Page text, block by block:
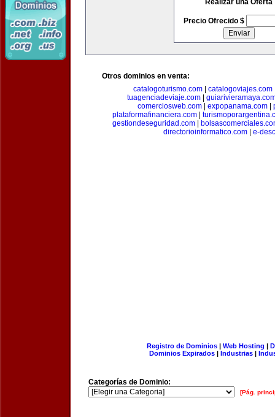
Realizar una Oferta
Precio Ofrecido $
Otros dominios en venta:
catalogoturismo.com
catalogoviajes.com
tuagenciadeviaje.com|
comerciosweb.com
expopanama.com
plataformafinanciera.com
gestiondeseguridad.com
directorioinformatico.com
e-
Registro de Dominios| Web Hosting |
Dominios Expirados | Industrias |
Categorías de Dominio:
[Pág.